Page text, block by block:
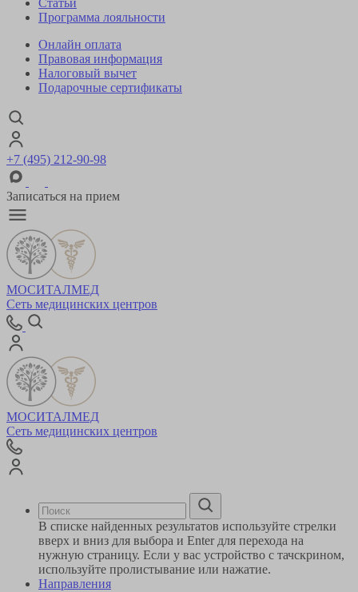
Статьи
Программа лояльности
Онлайн оплата
Правовая информация
Налоговый вычет
Подарочные сертификаты
+7 (495) 212-90-98
Записаться на прием
МОСИТАЛМЕД
Сеть медицинских центров
МОСИТАЛМЕД
Сеть медицинских центров
В списке найденных результатов используйте стрелки
вверх и вниз для выбора и Enter для перехода на
нужную страницу. Если у вас устройство с тачскрином,
используйте пролистывание или нажатие.
Направления